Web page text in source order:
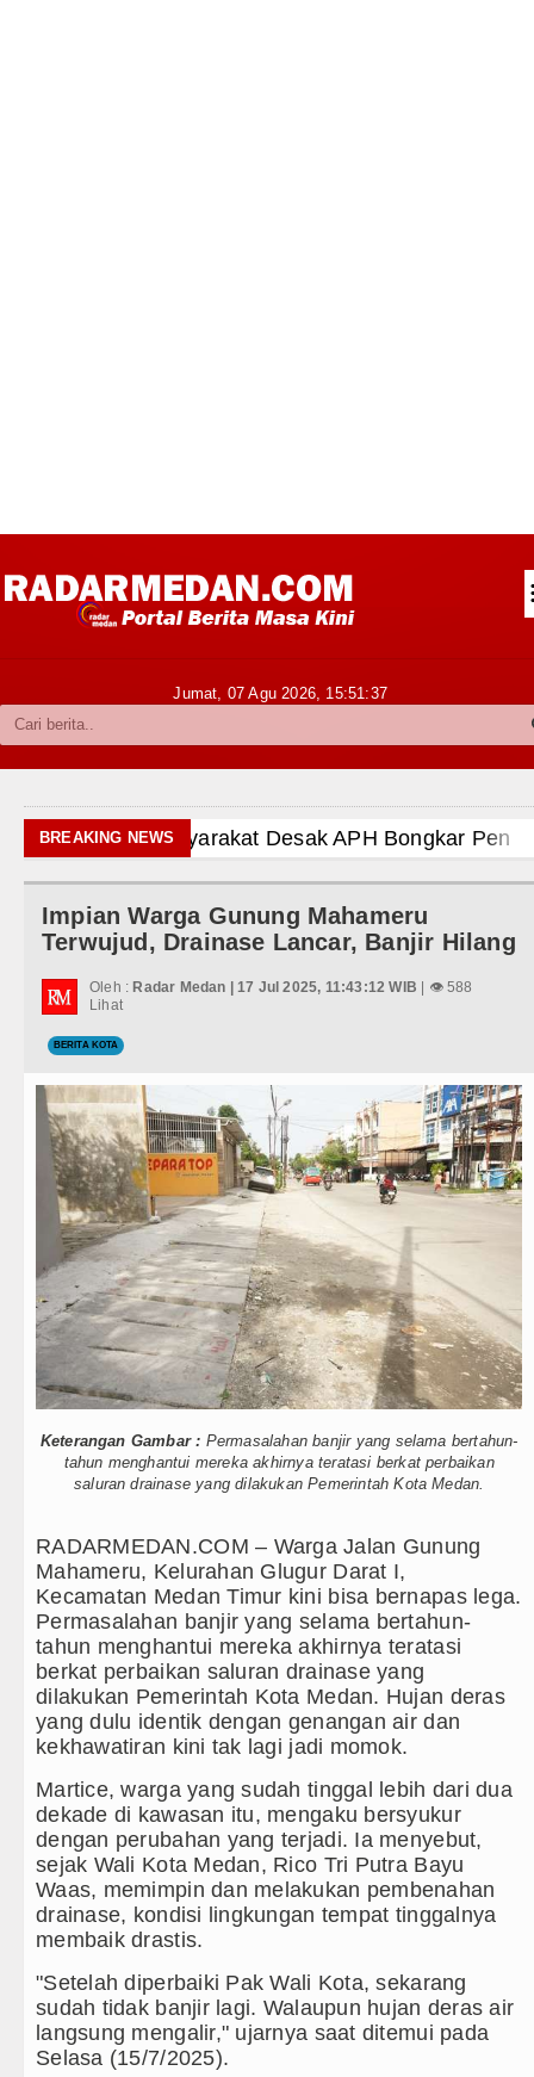
Kabupaten Karo
Politik
Olahraga
Internasional
Wisata
TIPS dan TRIK
+ Lainnya
Video
Kesehatan
Siraman Rohani
Jumat, 07 Agu 2026, 15:51:38
BREAKING NEWS
Aktor Intelektual
Angkola
Seksual
Mati
Pukul 22.00 WIB
2026 Pukul 18.00 WIB
di Hungaria Pukul 00.00 WIB
Kong
Aktor Intelektual
Angkola
Seksual
Mati
Pukul 22.00 WIB
2026 Pukul 18.00 WIB
di Hungaria Pukul 00.00 WIB
Kong
Aktor Intelektual
Angkola
Seksual
Mati
Impian Warga Gunung Mahameru
Terwujud, Drainase Lancar, Banjir Hilang
Oleh : Radar Medan | 17 Jul 2025, 11:43:12 WIB | 👁 588
Lihat
BERITA KOTA
Keterangan Gambar : Permasalahan banjir yang selama bertahun-
tahun menghantui mereka akhirnya teratasi berkat perbaikan
saluran drainase yang dilakukan Pemerintah Kota Medan.
RADARMEDAN.COM – Warga Jalan Gunung
Mahameru, Kelurahan Glugur Darat I,
Kecamatan Medan Timur kini bisa bernapas lega.
Permasalahan banjir yang selama bertahun-
tahun menghantui mereka akhirnya teratasi
berkat perbaikan saluran drainase yang
dilakukan Pemerintah Kota Medan. Hujan deras
yang dulu identik dengan genangan air dan
kekhawatiran kini tak lagi jadi momok.
Martice, warga yang sudah tinggal lebih dari dua
dekade di kawasan itu, mengaku bersyukur
dengan perubahan yang terjadi. Ia menyebut,
sejak Wali Kota Medan, Rico Tri Putra Bayu
Waas, memimpin dan melakukan pembenahan
drainase, kondisi lingkungan tempat tinggalnya
membaik drastis.
"Setelah diperbaiki Pak Wali Kota, sekarang
sudah tidak banjir lagi. Walaupun hujan deras air
langsung mengalir," ujarnya saat ditemui pada
Selasa (15/7/2025).